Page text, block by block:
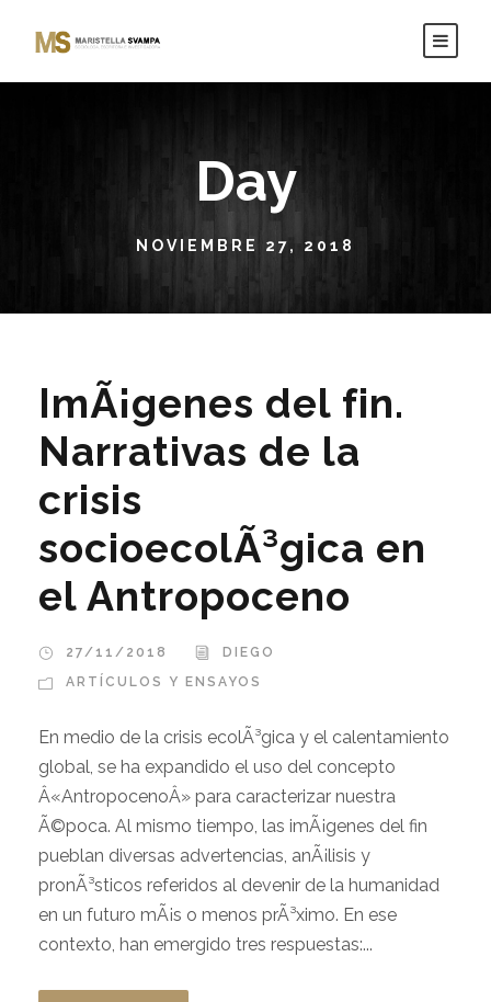
Day
NOVIEMBRE 27, 2018
ImÃ¡genes del fin.
Narrativas de la
crisis
socioecolÃ³gica en
el Antropoceno
27/11/2018
DIEGO
ARTÍCULOS Y ENSAYOS
En medio de la crisis ecolÃ³gica y el calentamiento
global, se ha expandido el uso del concepto
Â«AntropocenoÂ» para caracterizar nuestra
Ã©poca. Al mismo tiempo, las imÃ¡genes del fin
pueblan diversas advertencias, anÃ¡lisis y
pronÃ³sticos referidos al devenir de la humanidad
en un futuro mÃ¡s o menos prÃ³ximo. En ese
contexto, han emergido tres respuestas:...